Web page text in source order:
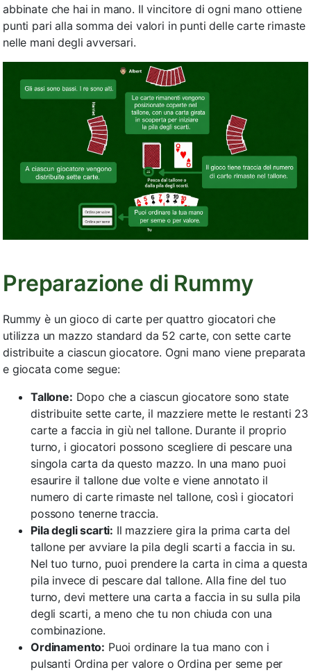
abbinate che hai in mano. Il vincitore di ogni mano ottiene
punti pari alla somma dei valori in punti delle carte rimaste
nelle mani degli avversari.
Preparazione di Rummy
Rummy è un gioco di carte per quattro giocatori che
utilizza un mazzo standard da 52 carte, con sette carte
distribuite a ciascun giocatore. Ogni mano viene preparata
e giocata come segue:
Tallone: Dopo che a ciascun giocatore sono state
distribuite sette carte, il mazziere mette le restanti 23
carte a faccia in giù nel tallone. Durante il proprio
turno, i giocatori possono scegliere di pescare una
singola carta da questo mazzo. In una mano puoi
esaurire il tallone due volte e viene annotato il
numero di carte rimaste nel tallone, così i giocatori
possono tenerne traccia.
Pila degli scarti: Il mazziere gira la prima carta del
tallone per avviare la pila degli scarti a faccia in su.
Nel tuo turno, puoi prendere la carta in cima a questa
pila invece di pescare dal tallone. Alla fine del tuo
turno, devi mettere una carta a faccia in su sulla pila
degli scarti, a meno che tu non chiuda con una
combinazione.
Ordinamento: Puoi ordinare la tua mano con i
pulsanti Ordina per valore o Ordina per seme per